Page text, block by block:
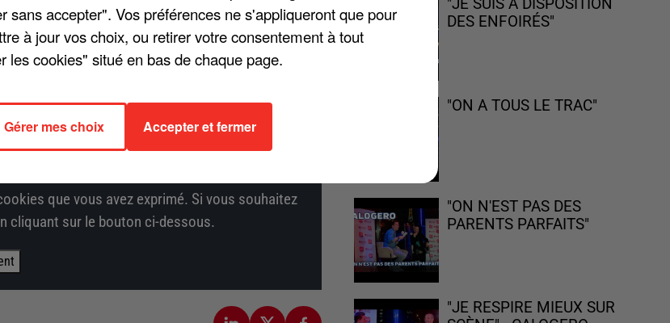
hymne et faire ainsi danser le public et briller la
était dévoilée. À présent, le clip du titre est
la troupe à Bordeaux. Des plans auxquels se
car c'est le nerf de la guerre, des messages
Regardez !
que vous avez exprimé. Si vous souhaitez
cliquant sur le bouton ci-dessous.
"JE SUIS À DISPOSITION
DES ENFOIRÉS"
"ON A TOUS LE TRAC"
"ON N'EST PAS DES
PARENTS PARFAITS"
"JE RESPIRE MIEUX SUR
sans accepter". Vos préférences ne s'appliqueront que pour
à jour vos choix, ou retirer votre consentement à tout
les cookies" situé en bas de chaque page.
Gérer mes choix Accepter et fermer